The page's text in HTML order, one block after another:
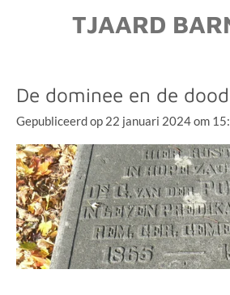
hoofdinhoud
TJAARD
De dominee en de
Gepubliceerd op 22 januari 2024 om